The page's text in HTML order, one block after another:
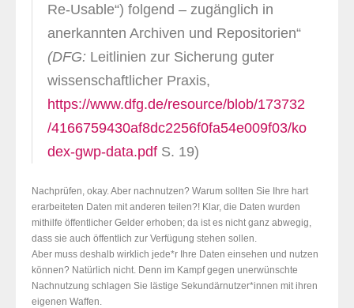
Re-Usable“) folgend – zugänglich in
anerkannten Archiven und Repositorien“
(DFG: Leitlinien zur Sicherung guter
wissenschaftlicher Praxis,
https://www.dfg.de/resource/blob/173732
/4166759430af8dc2256f0fa54e009f03/ko
dex-gwp-data.pdf S. 19)
Nachprüfen, okay. Aber nachnutzen? Warum sollten Sie Ihre hart
erarbeiteten Daten mit anderen teilen?! Klar, die Daten wurden
mithilfe öffentlicher Gelder erhoben; da ist es nicht ganz abwegig,
dass sie auch öffentlich zur Verfügung stehen sollen.
Aber muss deshalb wirklich jede*r Ihre Daten einsehen und nutzen
können? Natürlich nicht. Denn im Kampf gegen unerwünschte
Nachnutzung schlagen Sie lästige Sekundärnutzer*innen mit ihren
eigenen Waffen.